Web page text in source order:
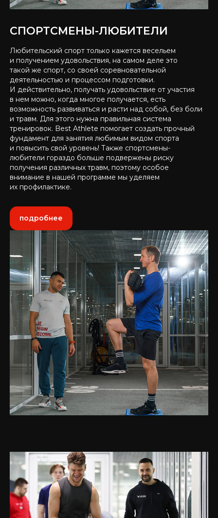
СПОРТСМЕНЫ-ЛЮБИТЕЛИ
Любительский спорт только кажется весельем
и получением удовольствия, на самом деле это
такой же спорт, со своей соревновательной
деятельностью и процессом подготовки.
И действительно, получать удовольствие от участия
в нем можно, когда многое получается, есть
возможность развиваться и расти над собой, без боли
и травм. Для этого нужна правильная система
тренировок. Best Athlete помогает создать прочный
фундамент для занятия любимым видом спорта
и повысить свой уровень! Также спортсмены-
любители гораздо больше подвержены риску
получения различных травм, поэтому особое
внимание в нашей программе мы уделяем
их профилактике.
подробнее